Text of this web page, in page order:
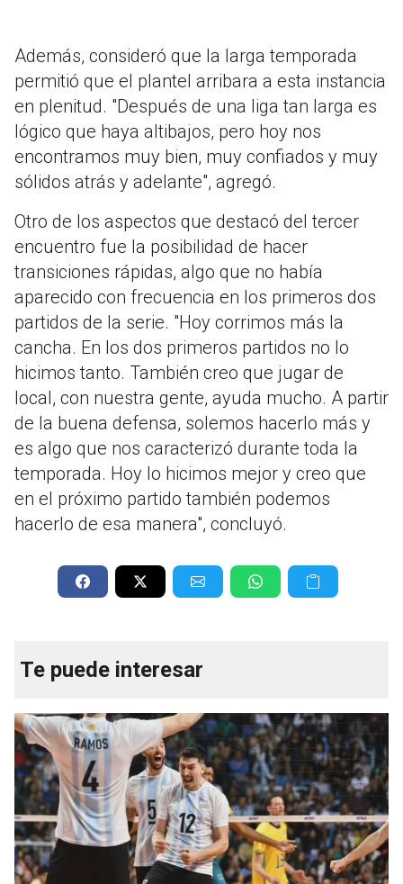
Además, consideró que la larga temporada
permitió que el plantel arribara a esta instancia
en plenitud. "Después de una liga tan larga es
lógico que haya altibajos, pero hoy nos
encontramos muy bien, muy confiados y muy
sólidos atrás y adelante", agregó.
Otro de los aspectos que destacó del tercer
encuentro fue la posibilidad de hacer
transiciones rápidas, algo que no había
aparecido con frecuencia en los primeros dos
partidos de la serie. "Hoy corrimos más la
cancha. En los dos primeros partidos no lo
hicimos tanto. También creo que jugar de
local, con nuestra gente, ayuda mucho. A partir
de la buena defensa, solemos hacerlo más y
es algo que nos caracterizó durante toda la
temporada. Hoy lo hicimos mejor y creo que
en el próximo partido también podemos
hacerlo de esa manera", concluyó.
Te puede interesar